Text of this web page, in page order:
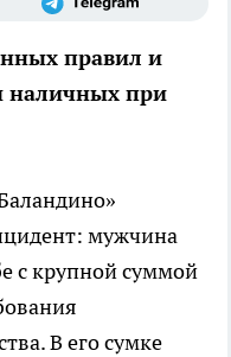
правил и
наличных при
мужчина
с крупной суммой
В его сумке